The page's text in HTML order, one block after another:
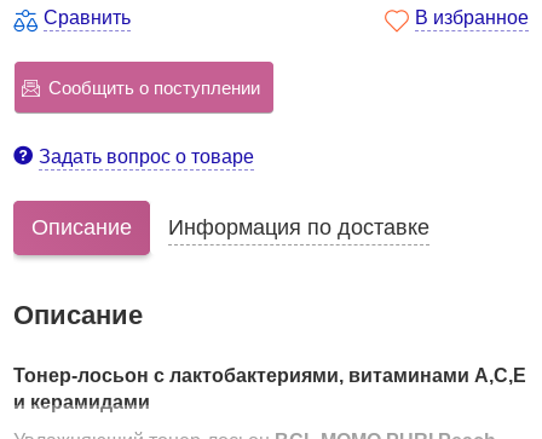
Сравнить В избранное
Сообщить о поступлении
Задать вопрос о товаре
Описание Информация по доставке
Описание
Тонер-лосьон с лактобактериями, витаминами А,C,E
и керамидами